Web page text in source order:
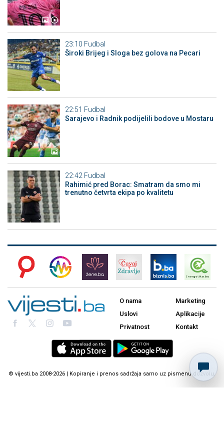
23:10 Fudbal
Široki Brijeg i Sloga bez golova na Pecari
22:51 Fudbal
Sarajevo i Radnik podijelili bodove u Mostaru
22:42 Fudbal
Rahimić pred Borac: Smatram da smo mi
trenutno četvrta ekipa po kvalitetu
O nama
Uslovi
Privatnost
Marketing
Aplikacije
Kontakt
© vijesti.ba 2008-2026 | Kopiranje i prenos sadržaja samo uz pismenu dozvolu.